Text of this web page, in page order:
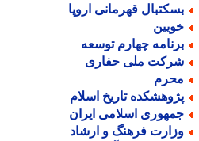
قهرمانی اروپا
چهارم توسعه
ملی حفاری
تاریخ اسلام
اسلامی ایران
فرهنگ و ارشاد